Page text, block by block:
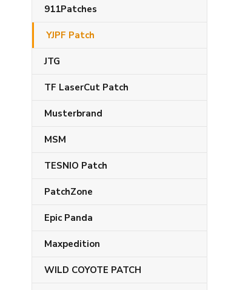
911Patches
YJPF Patch
JTG
TF LaserCut Patch
Musterbrand
MSM
TESNIO Patch
PatchZone
Epic Panda
Maxpedition
WILD COYOTE PATCH